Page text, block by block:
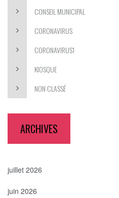
CONSEIL MUNICIPAL
CORONAVIRUS
CORONAVIRUS1
KIOSQUE
NON CLASSÉ
ARCHIVES
juillet 2026
juin 2026